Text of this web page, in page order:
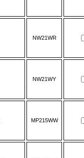
NW21WR
NW21WY
MP215WW